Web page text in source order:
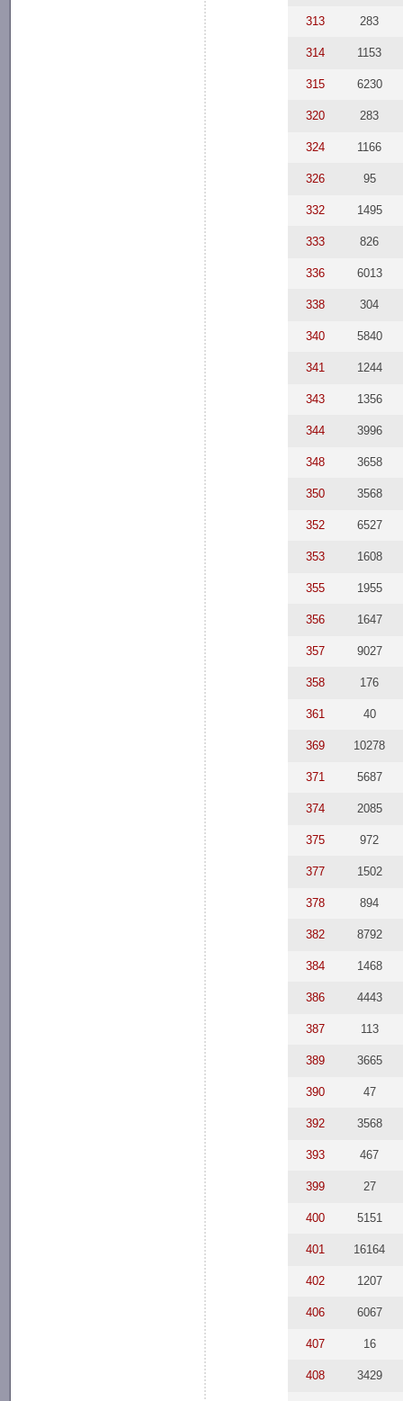
313 283
314 1153
315 6230
320 283
324 1166
326 95
332 1495
333 826
336 6013
338 304
340 5840
341 1244
343 1356
344 3996
348 3658
350 3568
352 6527
353 1608
355 1955
356 1647
357 9027
358 176
361 40
369 10278
371 5687
374 2085
375 972
377 1502
378 894
382 8792
384 1468
386 4443
387 113
389 3665
390 47
392 3568
393 467
399 27
400 5151
401 16164
402 1207
406 6067
407 16
408 3429